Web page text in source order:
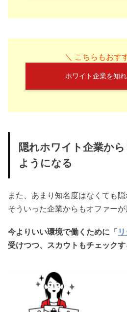
＼ こちらもおす
ホワイト企業を知
隠れホワイト企業か
ようになる
また、あまり知名度はなくても隠
そういった企業からもオファーが
今よりいい環境で働くために「
受けつつ、スカウトもチェック